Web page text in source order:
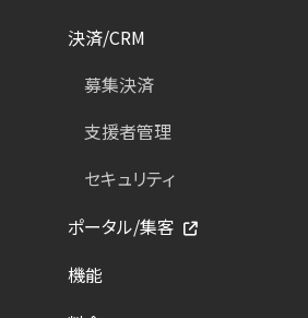
決済/CRM
募集決済
支援者管理
セキュリティ
ポータル/集客
機能